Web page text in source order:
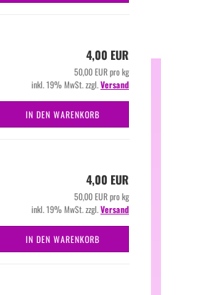
4,00 EUR
50,00 EUR pro kg
inkl. 19% MwSt. zzgl.Versand
IN DEN WARENKORB
4,00 EUR
50,00 EUR pro kg
inkl. 19% MwSt. zzgl.Versand
IN DEN WARENKORB